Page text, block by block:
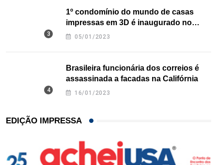
1º condomínio do mundo de casas
impressas em 3D é inaugurado no
Texas
05/01/2023
Brasileira funcionária dos correios é
assassinada a facadas na Califórnia
16/01/2023
EDIÇÃO IMPRESSA